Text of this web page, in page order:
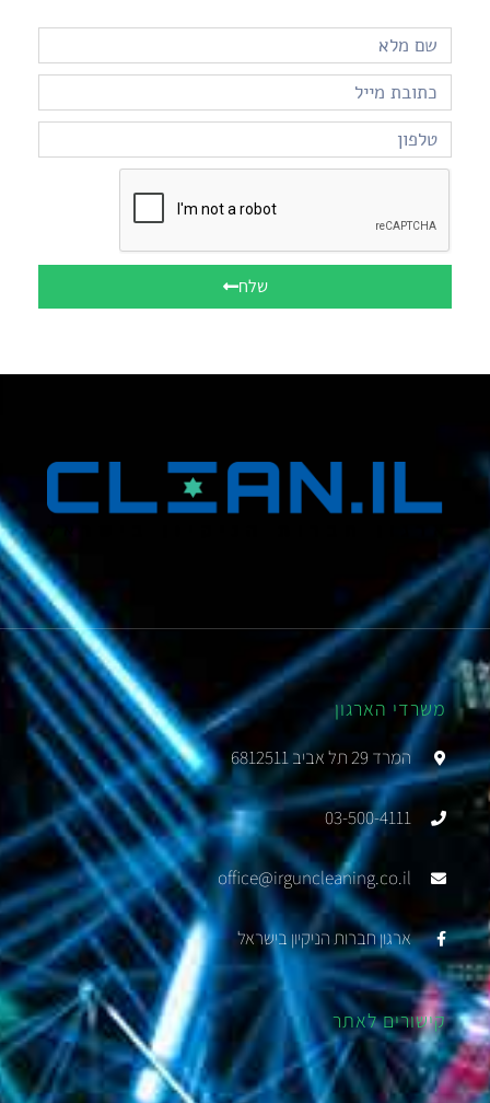
שלח
משרדי הארגון
המרד 29 תל אביב 6812511
03-500-4111
office@irguncleaning.co.il
ארגון חברות הניקיון בישראל
קישורים לאתר